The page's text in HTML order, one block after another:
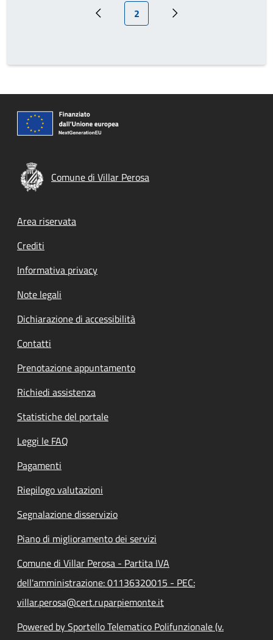
Pagina precedente
Pagina attuale
2 Prossima pagina
Comune di Villar Perosa
Footer menu
Area riservata
Crediti
Informativa privacy
Note legali
Dichiarazione di accessibilità
Contatti
Prenotazione appuntamento
Richiedi assistenza
Statistiche del portale
Leggi le FAQ
Pagamenti
Riepilogo valutazioni
Segnalazione disservizio
Piano di miglioramento dei servizi
Comune di Villar Perosa - Partita IVA
dell'amministrazione: 01136320015 - PEC:
villar.perosa@cert.ruparpiemonte.it
Powered by Sportello Telematico Polifunzionale (v.